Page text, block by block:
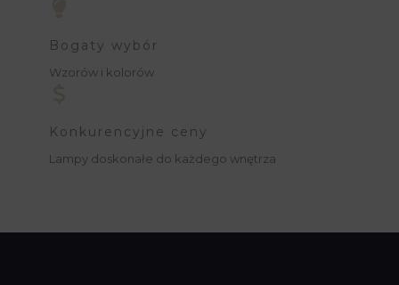
Bogaty wybór
Wzorów i kolorów
Konkurencyjne ceny
Lampy doskonałe do każdego wnętrza